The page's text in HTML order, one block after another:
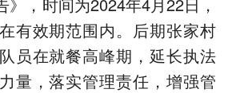
有效期范围内。后期张家村
员在就餐高峰期，延长执法
量，落实管理责任，增强管